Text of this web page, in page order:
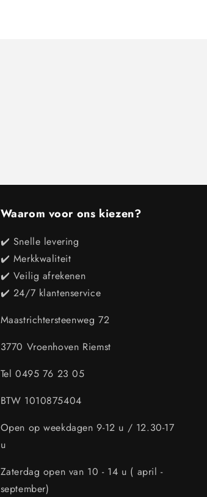
Waarom voor ons kiezen?
✔️ Snelle levering
✔️ Merkkwaliteit
✔️ Veilig afrekenen
✔️ 24/7 klantenservice
Maastrichtersteenweg 72
3770 Vroenhoven Riemst
Tel 0495 76 23 05
BTW 1010875404
Open op weekdagen 9-12 u / 12.30-17
u
Zaterdag open van 10 - 14 u ( april -
september)